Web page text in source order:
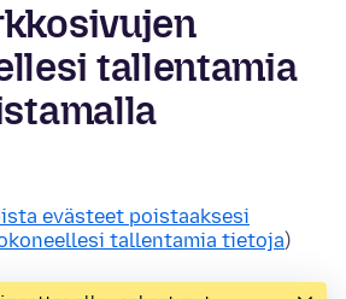
tallentamia
evästeet poistaaksesi
tallentamia tietoja)